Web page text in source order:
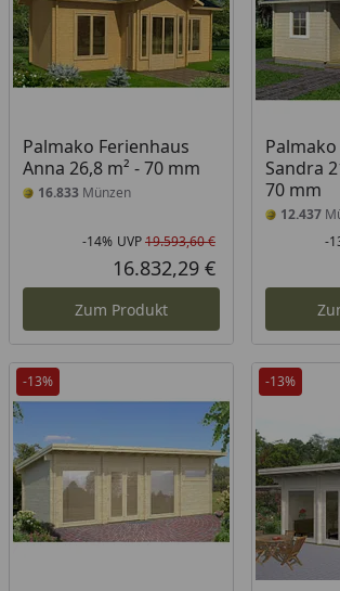
Palmako Ferienhaus
Anna 26,8 m² - 70 mm
16.833 Münzen
Rabatt in
-14%
Ursprünglicher
UVP19.593,60 €
Aktueller Preis
16.832,29 €
Zum Produkt
Sandra
70 mm
12.437
-
-13% -13%